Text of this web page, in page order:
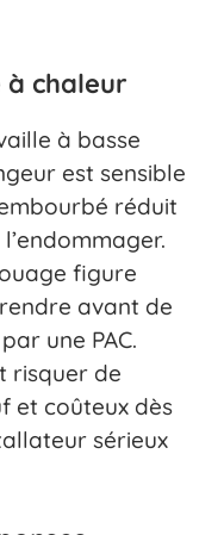
à chaleur
à basse
est sensible
réduit
figure
avant de
une PAC.
risquer de
et coûteux dès
sérieux